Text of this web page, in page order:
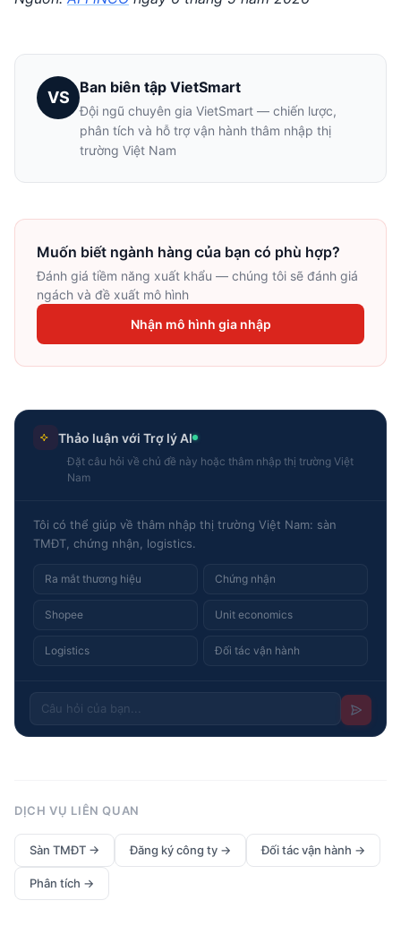
VS
Ban biên tập VietSmart
Đội ngũ chuyên gia VietSmart — chiến lược,
phân tích và hỗ trợ vận hành thâm nhập thị
trường Việt Nam
Muốn biết ngành hàng của bạn có phù hợp?
Đánh giá tiềm năng xuất khẩu — chúng tôi sẽ đánh giá
ngách và đề xuất mô hình
Nhận mô hình gia nhập
Thảo luận với Trợ lý AI
Đặt câu hỏi về chủ đề này hoặc thâm nhập thị trường Việt
Nam
Tôi có thể giúp về thâm nhập thị trường Việt Nam: sàn
TMĐT, chứng nhận, logistics.
Ra mắt thương hiệu Chứng nhận
Shopee Unit economics
Logistics Đối tác vận hành
DỊCH VỤ LIÊN QUAN
Sàn TMĐT → Đăng ký công ty → Đối tác vận hành →
Phân tích →